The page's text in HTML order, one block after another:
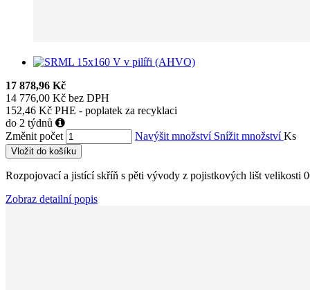
17 878,96 Kč
14 776,00 Kč bez DPH
152,46 Kč PHE - poplatek za recyklaci
do 2 týdnů
Změnit počet
Navýšit množství Snížit množstvíKs
Vložit do košíku
Rozpojovací a jistící skříň s pěti vývody z pojistkových lišt velikosti
Zobraz detailní popis